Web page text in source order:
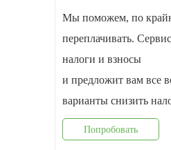
Мы поможем, по
переплачивать.
налоги и взносы
и предложит вам все
варианты снизить
Попробовать